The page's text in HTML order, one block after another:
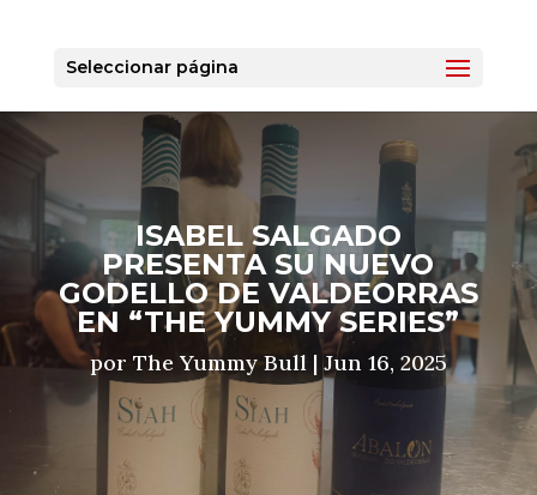
Seleccionar página
ISABEL SALGADO
PRESENTA SU NUEVO
GODELLO DE VALDEORRAS
EN “THE YUMMY SERIES”
por The Yummy Bull|Jun 16, 2025